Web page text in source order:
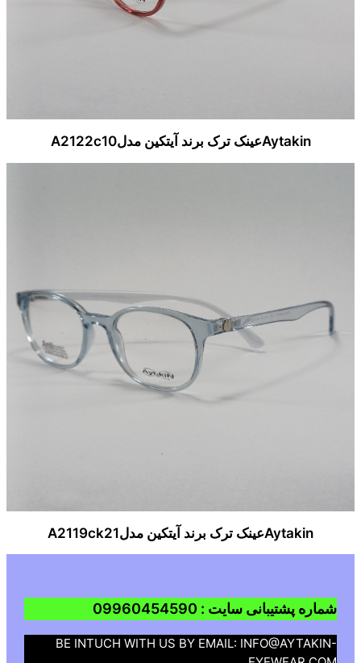
Aytakinعینک ترک برند آیتکین مدلA2122c10
Aytakinعینک ترک برند آیتکین مدلA2119ck21
شماره پشتیبانی سایت : 09960454590
BE INTUCH WITH US BY EMAIL: INFO@AYTAKIN-